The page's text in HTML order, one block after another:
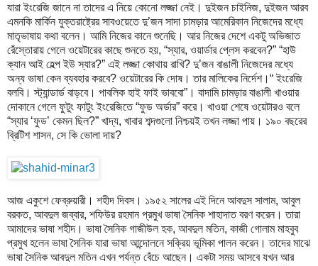
যারা ইংরেজি জানে না তাদের এ নিয়ে কোনো লজ্জা নেই। দুইজন চাইনিজ, দুইজন আরব
এমনকি মার্কিন যুক্তরাষ্ট্রের সাবওয়েতে দু’জন সাদা চামড়ার আমেরিকান নিজেদের মধ্যে
মাতৃভাষায় কথা বলেন। আমি নিজের কানে শুনেছি। আর নিজের দেশে একটু অভিজাত
রেঁস্তোরায় গেলে ওয়েটারের কাছে শুনতে হয়, “স্যার, ওয়ার্ডার প্লেস করবেন?” “হাউ
ক্যান আই হেল্প ইউ স্যার?” এই লজ্জা কোথায় রাখি? দু’জন বাঙালী নিজেদের মধ্যে
অন্য ভাষা কেন ব্যবহার করবে? ওয়েটারের কি দোষ। তার মালিকের নির্দেশ।“ ইংরেজি
বলবি। স্ট্যান্ডার্ড বাড়বে। পাবলিক হাই ফাই ভাববো”। বাদামি চামড়ার বাঙালী খাওয়ার
দোকানে গেলে ফুটুং ফাটুং ইংরেজিতে “ফুড অর্ডার” করে। খাওয়া শেষে ওয়েটারও বলে
“স্যার ‘ফুড’ কেমন ছিল?” খাদ্য, খাবার শব্দগুলো নিশ্চয়ই তখন লজ্জা পায়। ১৯০ বছরের
ব্রিটিশ শাসন, সে কি ভোলা দায়?
আজ একুশে ফেব্রুয়ারী। শহীদ দিবস। ১৯৫২ সালের এই দিনে আবদুস সালাম, আবুল
বরকত, আবদুল জব্বার, শফিউর রহমান প্রমুখ ভাষা সৈনিক শাহাদাত বরণ করেন। তারা
আমাদের ভাষা শহীদ। ভাষা সৈনিক গাজীউল হক, আবদুল মতিন, কাজী গোলাম মাহবুব
প্রমুখ হলেন ভাষা সৈনিক যারা ভাষা আন্দোলনে সক্রিয় ভূমিকা পালন করেন। তাদের মাঝে
ভাষা সৈনিক আবদুল মতিন এখন পর্যন্ত বেঁচে আছেন। একটা সময় আসবে যখন আর